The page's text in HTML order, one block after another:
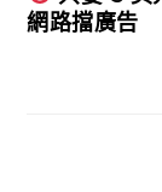
網路擋廣告